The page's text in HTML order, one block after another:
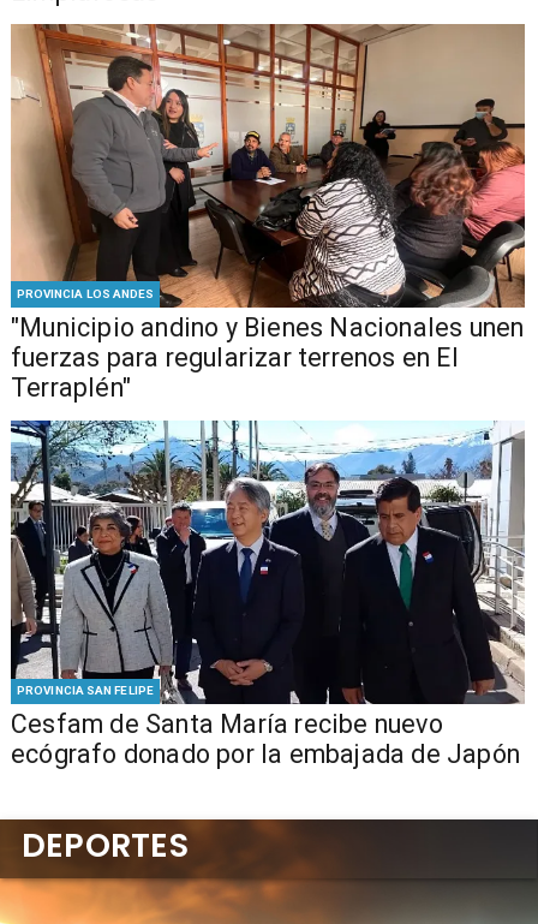
PROVINCIA LOS ANDES
"Municipio andino y Bienes Nacionales unen
fuerzas para regularizar terrenos en El
Terraplén"
PROVINCIA SAN FELIPE
Cesfam de Santa María recibe nuevo
ecógrafo donado por la embajada de Japón
DEPORTES